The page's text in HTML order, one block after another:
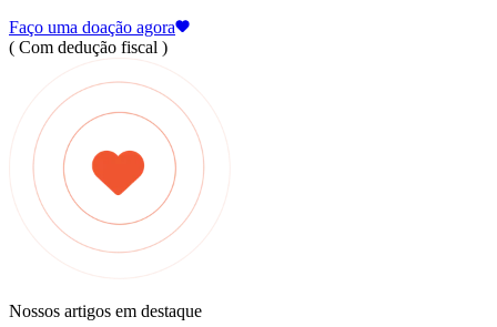
Faço uma doação agora
( Com dedução fiscal )
Nossos artigos em destaque